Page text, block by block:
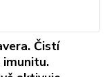
Čistí